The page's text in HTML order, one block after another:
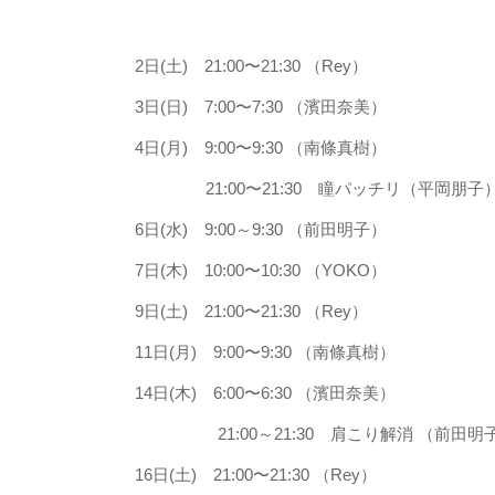
2日(土) 21:00〜21:30 （Rey）
3日(日) 7:00〜7:30 （濱田奈美）
4日(月) 9:00〜9:30 （南條真樹）
21:00〜21:30 瞳パッチリ（平岡朋子
6日(水) 9:00～9:30 （前田明子）
7日(木) 10:00〜10:30 （YOKO）
9日(土) 21:00〜21:30 （Rey）
11日(月) 9:00〜9:30 （南條真樹）
14日(木) 6:00〜6:30 （濱田奈美）
21:00～21:30 肩こり解消 （前田明
16日(土) 21:00〜21:30 （Rey）